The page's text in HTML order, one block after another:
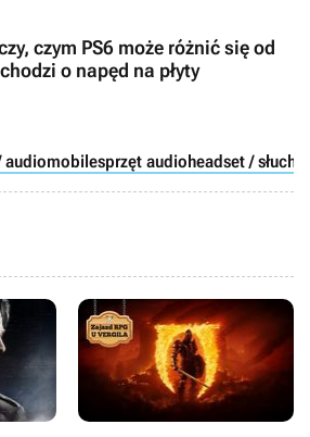
czym PS6 może różnić się od
o napęd na płyty
audiomobilesprzęt audioheadset /